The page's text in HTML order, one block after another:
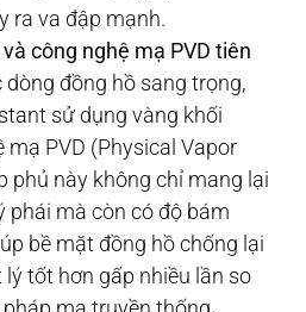
ra va đập mạnh.
công nghệ mạ PVD tiên
đồng hồ sang trọng,
sử dụng vàng khối
mạ PVD (Physical Vapor
phủ này không chỉ mang lại
phái mà còn có độ bám
bề mặt đồng hồ chống lại
tốt hơn gấp nhiều lần so